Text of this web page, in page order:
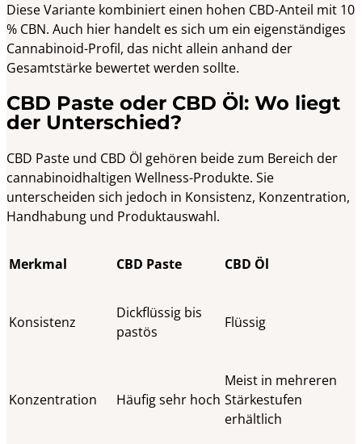
Diese Variante kombiniert einen hohen CBD-Anteil mit 10
% CBN. Auch hier handelt es sich um ein eigenständiges
Cannabinoid-Profil, das nicht allein anhand der
Gesamtstärke bewertet werden sollte.
CBD Paste oder CBD Öl: Wo liegt
der Unterschied?
CBD Paste und CBD Öl gehören beide zum Bereich der
cannabinoidhaltigen Wellness-Produkte. Sie
unterscheiden sich jedoch in Konsistenz, Konzentration,
Handhabung und Produktauswahl.
Merkmal CBD Paste CBD Öl
Konsistenz
Dickflüssig bis
pastös
Flüssig
Konzentration Häufig sehr hoch
Meist in mehreren
Stärkestufen
erhältlich